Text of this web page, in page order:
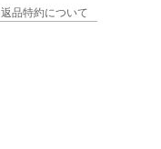
返品特約について